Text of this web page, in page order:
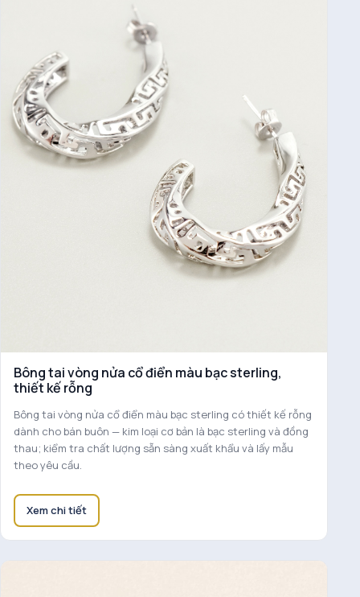
Bông tai vòng nửa cổ điển màu bạc sterling,
thiết kế rỗng
Bông tai vòng nửa cổ điển màu bạc sterling có thiết kế rỗng
dành cho bán buôn — kim loại cơ bản là bạc sterling và đồng
thau; kiểm tra chất lượng sẵn sàng xuất khẩu và lấy mẫu
theo yêu cầu.
Xem chi tiết